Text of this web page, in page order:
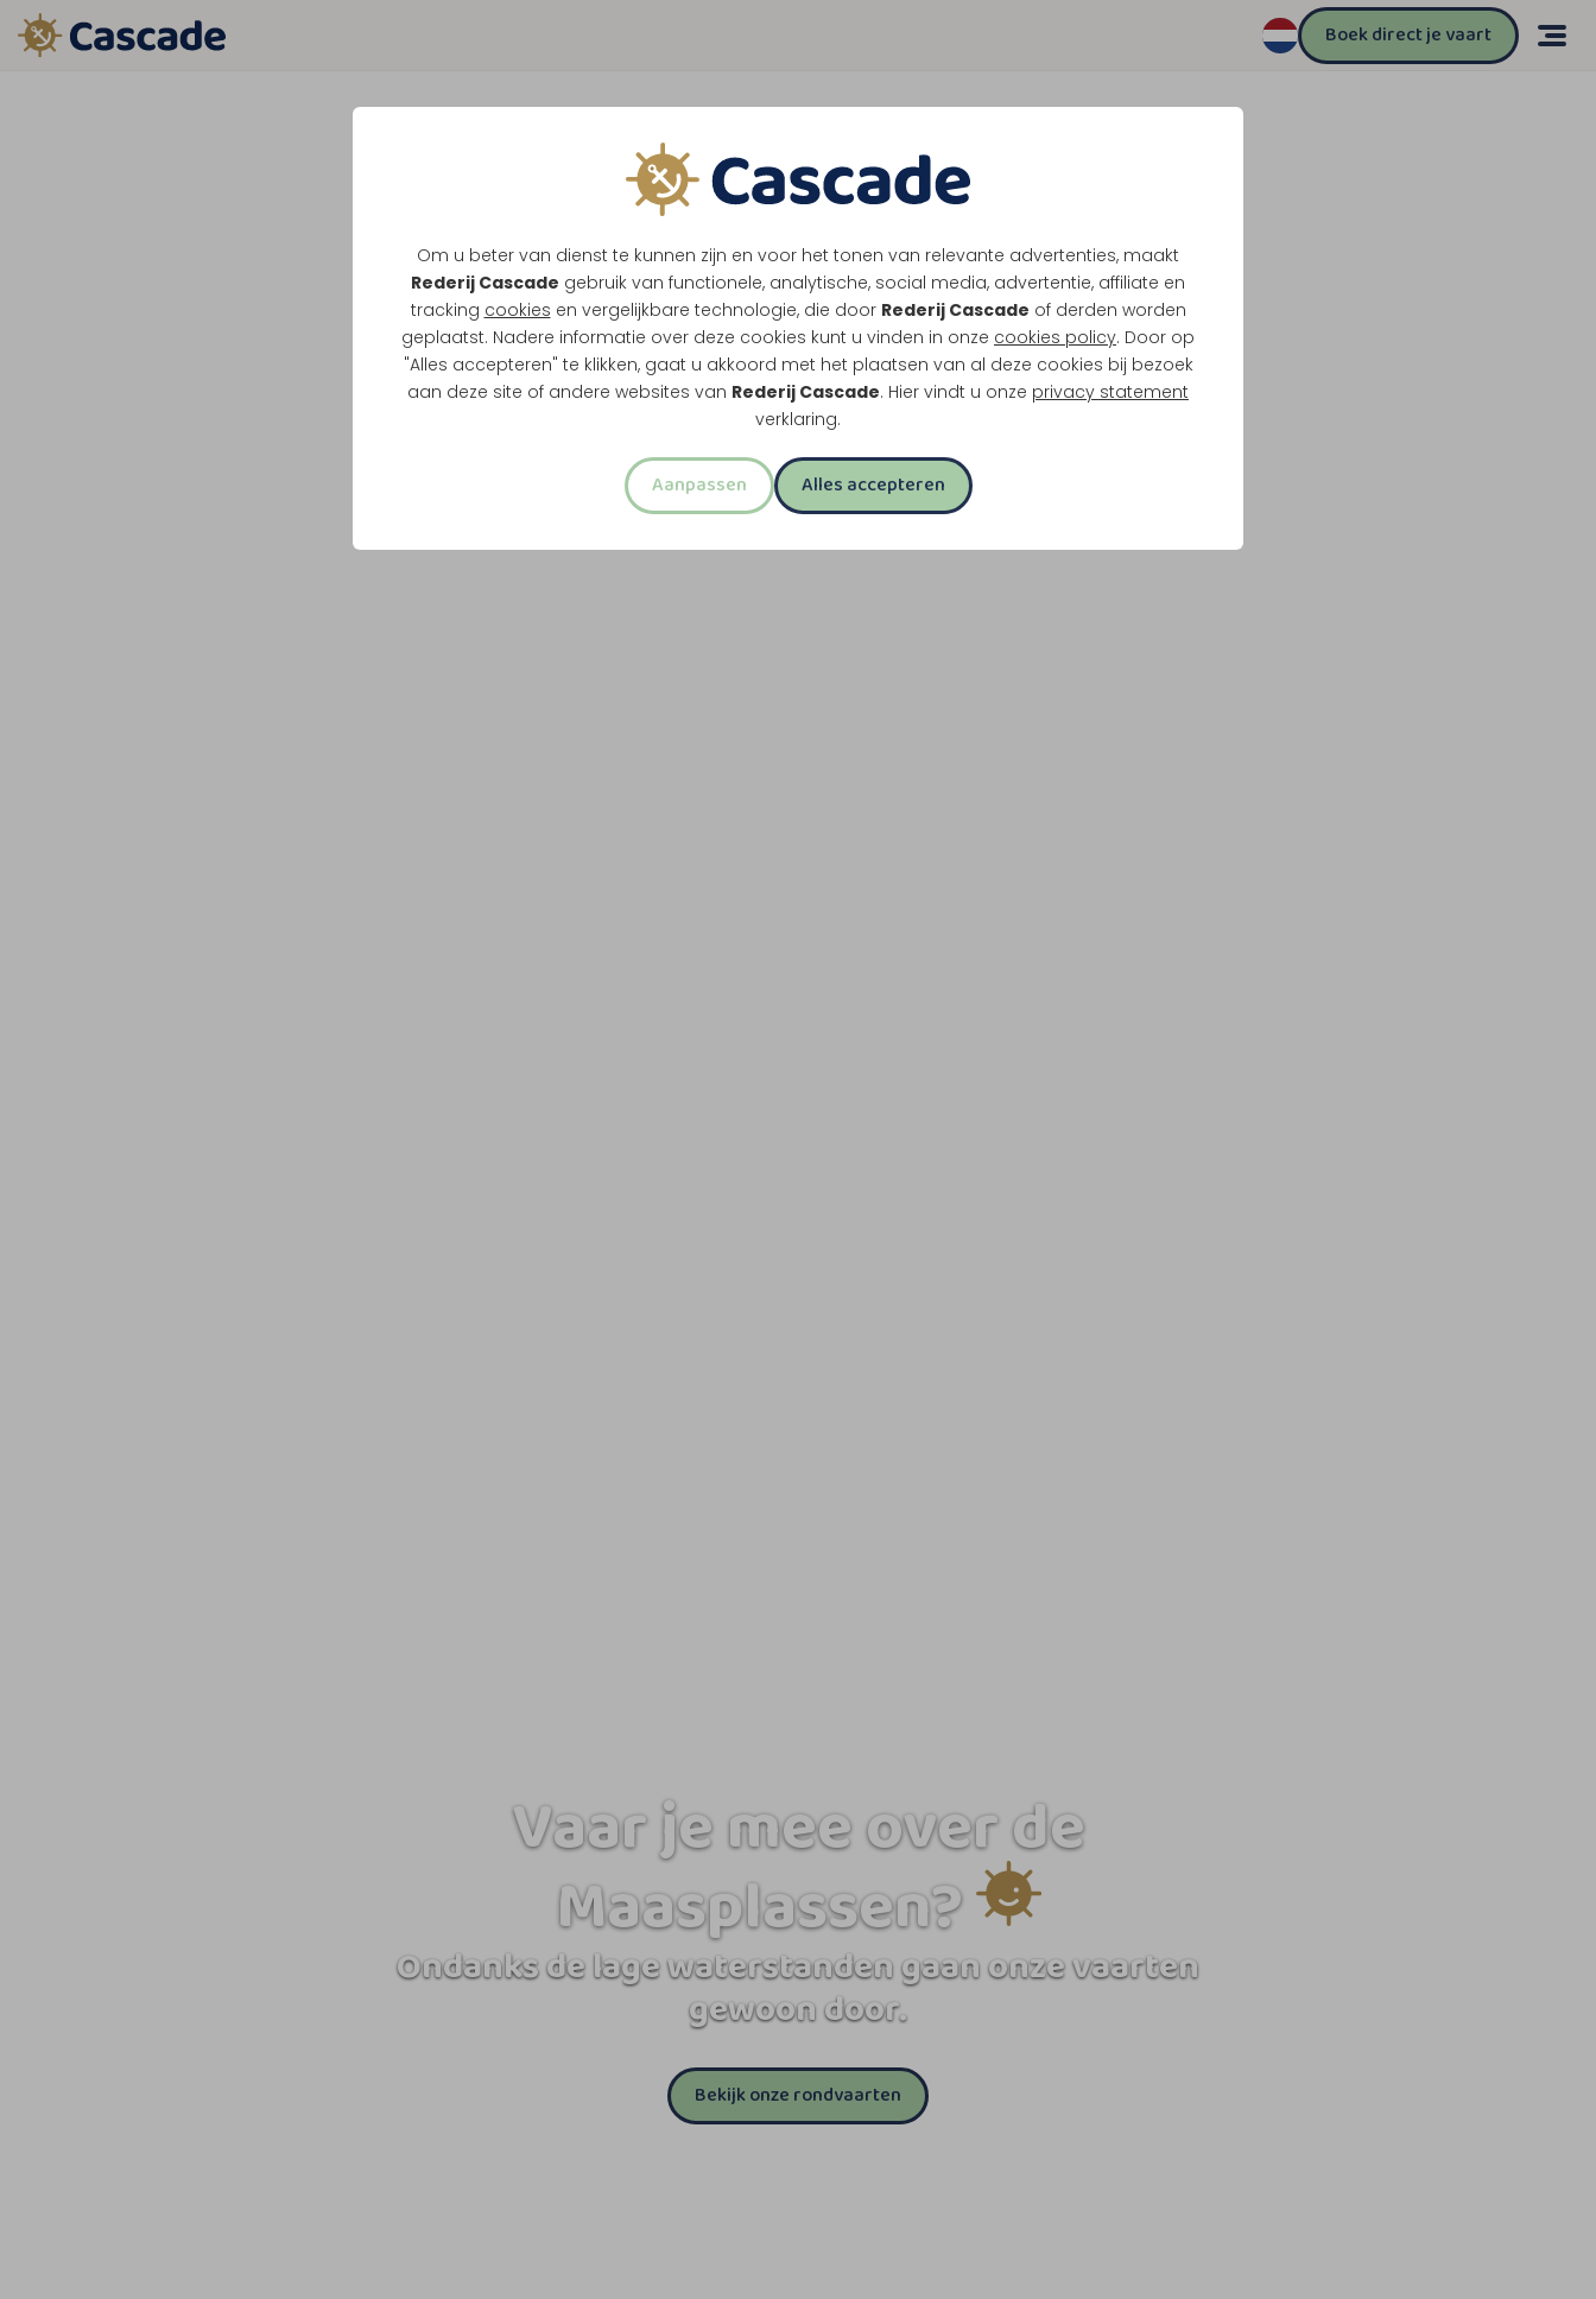
Om u beter van dienst te kunnen zijn en voor het tonen van relevante advertenties, maakt
Rederij Cascade gebruik van functionele, analytische, social media, advertentie, affiliate en
tracking cookies en vergelijkbare technologie, die door Rederij Cascade of derden worden
geplaatst. Nadere informatie over deze cookies kunt u vinden in onze cookies policy. Door op
"Alles accepteren" te klikken, gaat u akkoord met het plaatsen van al deze cookies bij bezoek
aan deze site of andere websites van Rederij Cascade. Hier vindt u onze privacy statement
verklaring.
Aanpassen Alles accepteren
Boek direct je vaart
Vaar je mee over de
Maasplassen?
Ondanks de lage waterstanden gaan onze vaarten
gewoon door.
Bekijk onze rondvaarten